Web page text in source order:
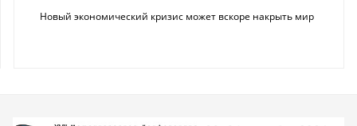
Новый экономический кризис может вскоре накрыть мир